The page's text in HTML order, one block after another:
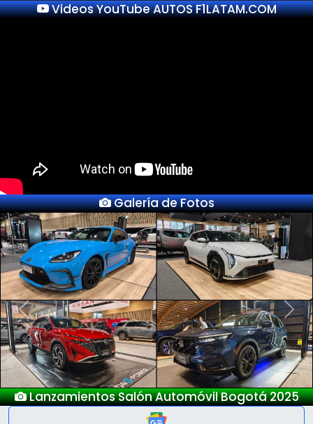
Videos YouTube AUTOS F1LATAM.COM
Galería de Fotos
Lanzamientos Salón Automóvil Bogotá 2025
Previous Next